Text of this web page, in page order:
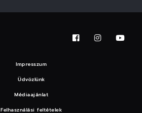
Impresszum
Üdvözlünk
Médiaajánlat
Felhasználási feltételek